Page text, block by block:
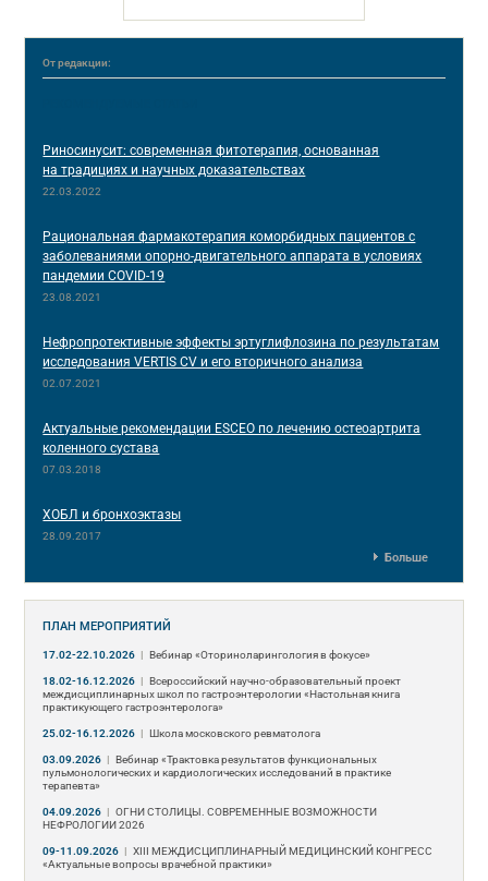
От редакции:
Риносинусит: современная фитотерапия, основанная
на традициях и научных доказательствах
22.03.2022
Рациональная фармакотерапия коморбидных пациентов с
заболеваниями опорно-двигательного аппарата в условиях
пандемии COVID-19
23.08.2021
Нефропротективные эффекты эртуглифлозина по результатам
исследования VERTIS CV и его вторичного анализа
02.07.2021
Актуальные рекомендации ESCEO по лечению остеоартрита
коленного сустава
07.03.2018
ХОБЛ и бронхоэктазы
28.09.2017
Больше
ПЛАН МЕРОПРИЯТИЙ
17.02-22.10.2026 | Вебинар «Оториноларингология в фокусе»
18.02-16.12.2026 | Всероссийский научно-образовательный проект
междисциплинарных школ по гастроэнтерологии «Настольная книга
практикующего гастроэнтеролога»
25.02-16.12.2026 | Школа московского ревматолога
03.09.2026 | Вебинар «Трактовка результатов функциональных
пульмонологических и кардиологических исследований в практике
терапевта»
04.09.2026 | ОГНИ СТОЛИЦЫ. СОВРЕМЕННЫЕ ВОЗМОЖНОСТИ
НЕФРОЛОГИИ 2026
09-11.09.2026 | ХIII МЕЖДИСЦИПЛИНАРНЫЙ МЕДИЦИНСКИЙ КОНГРЕСС
«Актуальные вопросы врачебной практики»